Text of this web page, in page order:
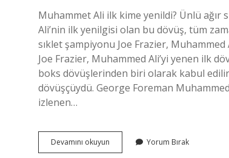
Muhammet Ali ilk kime yenildi? Ünlü ağır
Ali’nin ilk yenilgisi olan bu dövüş, tüm
sıklet şampiyonu Joe Frazier, Muhammed
Joe Frazier, Muhammed Ali’yi yenen ilk
boks dövüşlerinden biri olarak kabul
dövüşçüydü. George Foreman
izlenen…
Devamını okuyun Muhammed
Ali
Yorum Bırak